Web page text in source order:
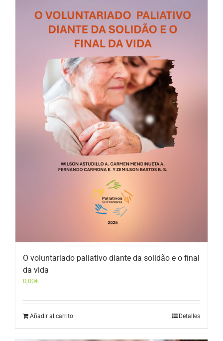
O voluntariado paliativo diante da solidão e o final
da vida
0,00€
Añadir al carrito Detalles